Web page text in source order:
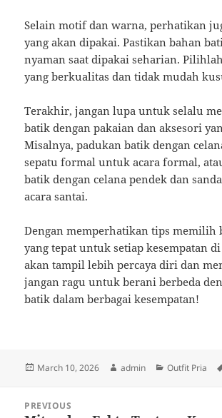
Selain motif dan warna, perhatikan
yang akan dipakai. Pastikan bahan
nyaman saat dipakai seharian.
yang berkualitas dan tidak mudah
Terakhir, jangan lupa untuk selalu
batik dengan pakaian dan aksesori
Misalnya, padukan batik dengan
sepatu formal untuk acara formal,
batik dengan celana pendek dan
acara santai.
Dengan memperhatikan tips memilih
yang tepat untuk setiap kesempatan
akan tampil lebih percaya diri dan
jangan ragu untuk berani berbeda
batik dalam berbagai kesempatan!
Posted
March 10, 2026 Author
admin Categories
Outfit Pria
navigation
PREVIOUS